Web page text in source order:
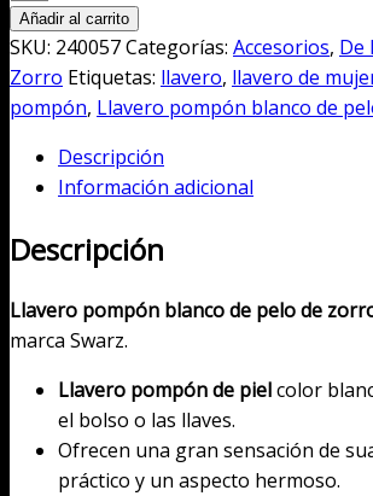
pompón
blanco
de
pelo
zorro
cantidad
Añadir al carrito
SKU: 240057Categorías: Accesorios, De
Zorro Etiquetas: llavero, llavero de
pompón, Llavero pompón blanco de
Descripción
Información adicional
Descripción
Llavero pompón blanco de pelo de
marca Swarz.
Llavero pompón de pielcolor
el bolso o las llaves.
Ofrecen una gran sensación de
práctico y un aspecto hermoso.